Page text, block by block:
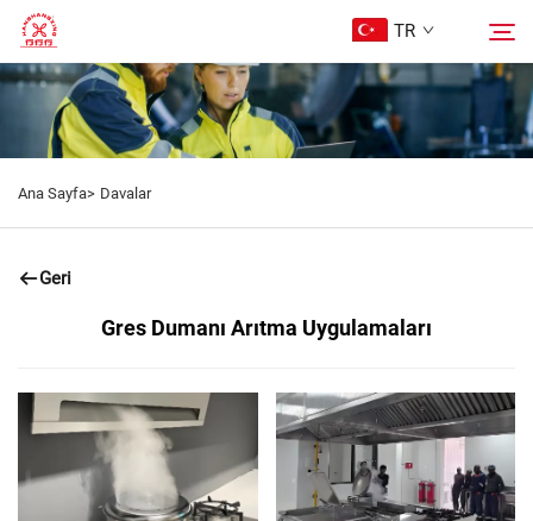
TR
Ana Sayfa
Hakkımızda
Blog
Bize Ulaşın
Ana Sayfa> Davalar
Geri
Gres Dumanı Arıtma Uygulamaları